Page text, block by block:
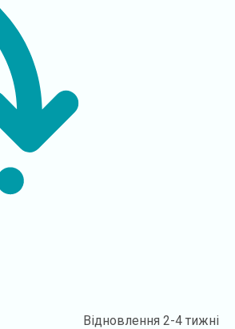
Відновлення2-4 тижні